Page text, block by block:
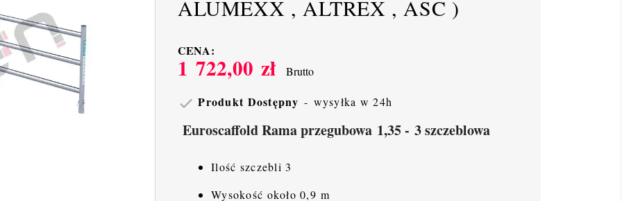
ALUMEXX , ALTREX , ASC )
CENA:
1 722,00 zł Brutto
 Produkt Dostępny wysyłka w 24h
Euroscaffold Rama przegubowa 1,35 - 3 szczeblowa
Ilość szczebli 3
Wysokość około 0,9 m